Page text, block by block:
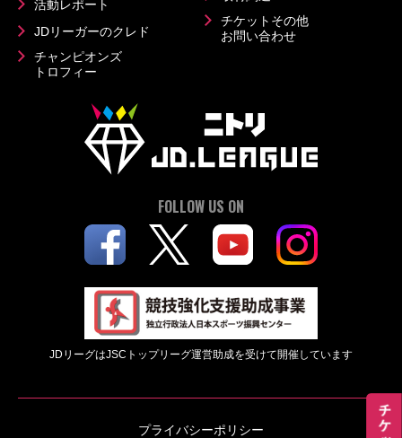
活動レポート
JDリーガーのクレド
チャンピオンズ
トロフィー
チケットその他
お問い合わせ
FOLLOW US ON
JDリーグはJSCトップリーグ運営助成を受けて開催しています
プライバシーポリシー